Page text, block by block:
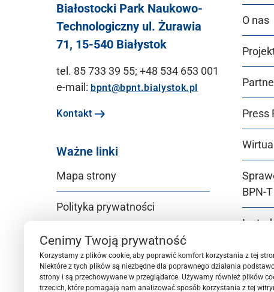
Białostocki Park Naukowo-
Technologiczny ul. Żurawia
71, 15-540 Białystok
tel. 85 733 39 55; +48 534 653 001
e-mail: bpnt@bpnt.bialystok.pl
Kontakt
Ważne linki
Mapa strony
Polityka prywatności
Deklaracja dostępności
O nas
Press
BPN‑T
Cenimy Twoją prywatność
Korzystamy z plików cookie, aby poprawić komfort korzystania z tej
Niektóre z tych plików są niezbędne dla poprawnego działania
strony i są przechowywane w przeglądarce. Używamy również plików
trzecich, które pomagają nam analizować sposób korzystania z tej